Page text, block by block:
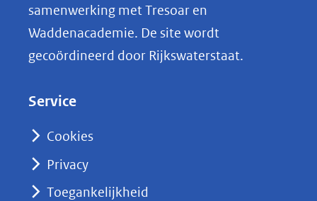
k
e
nieuw
samenwerking met Tresoar en
Waddenacademie. De site wordt
gecoördineerd door Rijkswaterstaat.
Service
Cookies
Privacy
Toegankelijkheid